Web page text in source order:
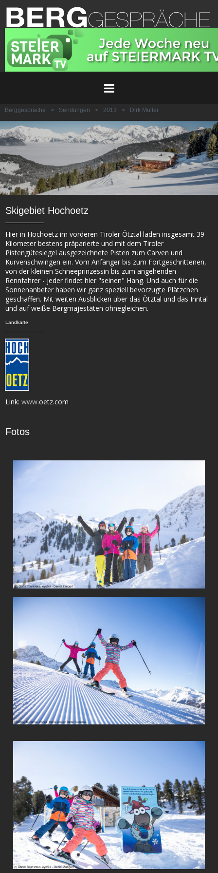
Berggespräche > Sendungen > 2013 > Dirk Müller
Skigebiet Hochoetz
Hier in Hochoetz im vorderen Tiroler Ötztal laden insgesamt 39
Kilometer bestens präparierte und mit dem Tiroler
Pistengütesiegel ausgezeichnete Pisten zum Carven und
Kurvenschwingen ein. Vom Anfänger bis zum Fortgeschrittenen,
von der kleinen Schneeprinzessin bis zum angehenden
Rennfahrer - jeder findet hier "seinen" Hang. Und auch für die
Sonnenanbeter haben wir ganz speziell bevorzugte Plätzchen
geschaffen. Mit weiten Ausblicken über das Ötztal und das Inntal
und auf weiße Bergmajestäten ohnegleichen.
Landkarte
Link: www.oetz.com
Fotos